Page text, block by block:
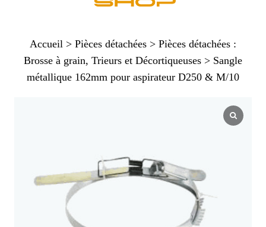
Accueil > Pièces détachées > Pièces détachées :
Brosse à grain, Trieurs et Décortiqueuses > Sangle
métallique 162mm pour aspirateur D250 & M/10